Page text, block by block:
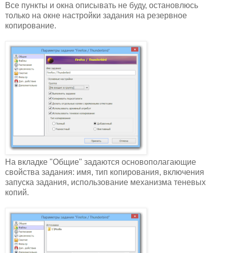
Все пункты и окна описывать не буду, остановлюсь
только на окне настройки задания на резервное
копирование.
На вкладке "Общие" задаются основополагающие
свойства задания: имя, тип копирования, включения
запуска задания, использование механизма теневых
копий.